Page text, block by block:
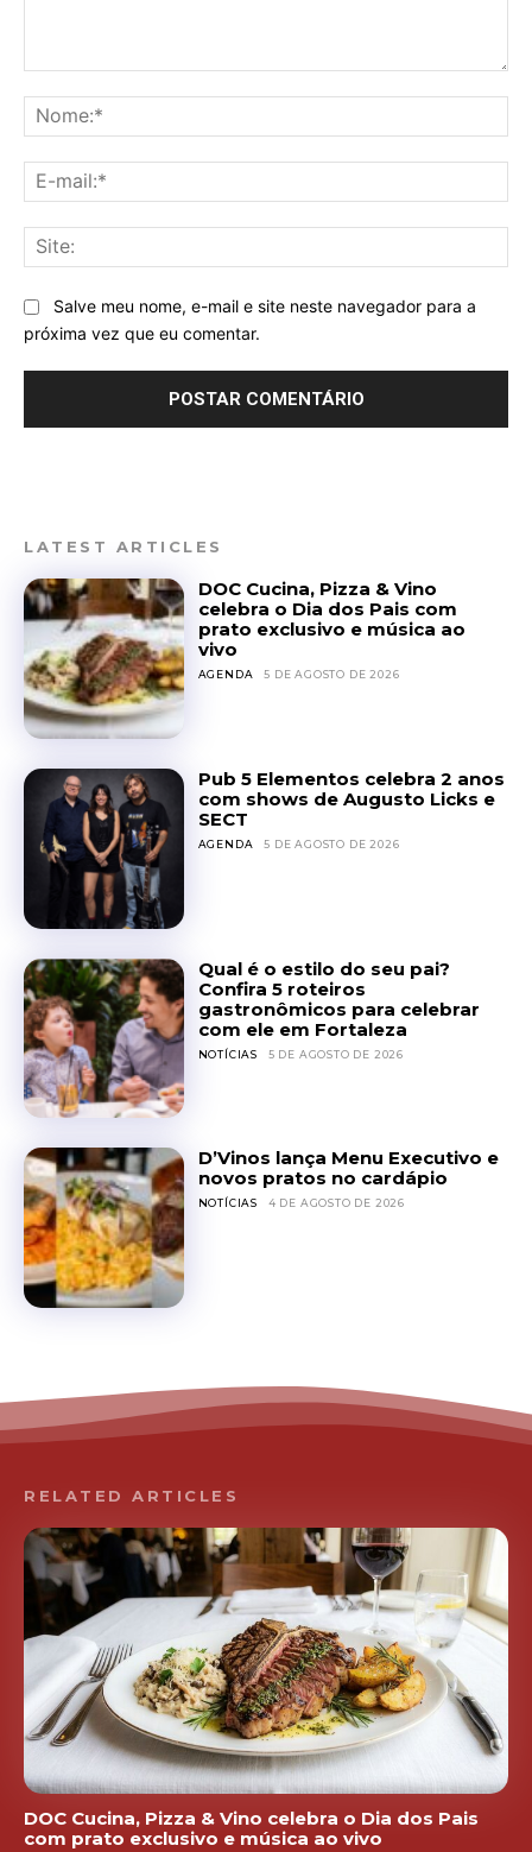
Salve meu nome, e-mail e site neste navegador para a
próxima vez que eu comentar.
LATEST ARTICLES
DOC Cucina, Pizza & Vino
celebra o Dia dos Pais com
prato exclusivo e música ao
vivo
AGENDA 5 DE AGOSTO DE 2026
Pub 5 Elementos celebra 2 anos
com shows de Augusto Licks e
SECT
AGENDA 5 DE AGOSTO DE 2026
Qual é o estilo do seu pai?
Confira 5 roteiros
gastronômicos para celebrar
com ele em Fortaleza
NOTÍCIAS 5 DE AGOSTO DE 2026
D’Vinos lança Menu Executivo e
novos pratos no cardápio
NOTÍCIAS 4 DE AGOSTO DE 2026
RELATED ARTICLES
DOC Cucina, Pizza & Vino celebra o Dia dos Pais
com prato exclusivo e música ao vivo